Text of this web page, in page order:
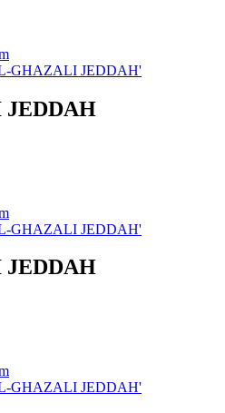
GHAZALI JEDDAH'
GHAZALI JEDDAH'
GHAZALI JEDDAH'